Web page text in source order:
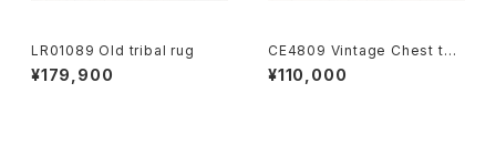
LR01089 Old tribal rug
¥179,900
CE4809 Vintage Chest tea
k DK
¥110,000